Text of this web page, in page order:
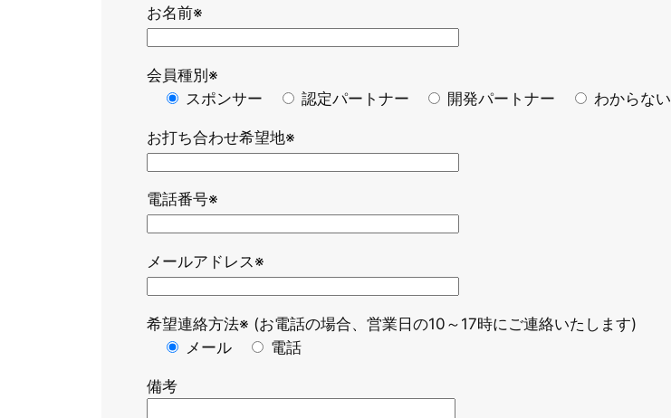
お名前※
会員種別※
スポンサー
認定パートナー 開発パートナー わからない
お打ち合わせ希望地※
電話番号※
メールアドレス※
希望連絡方法※ (お電話の場合、営業日の10～17時にご連絡いたします)
メール
電話
備考